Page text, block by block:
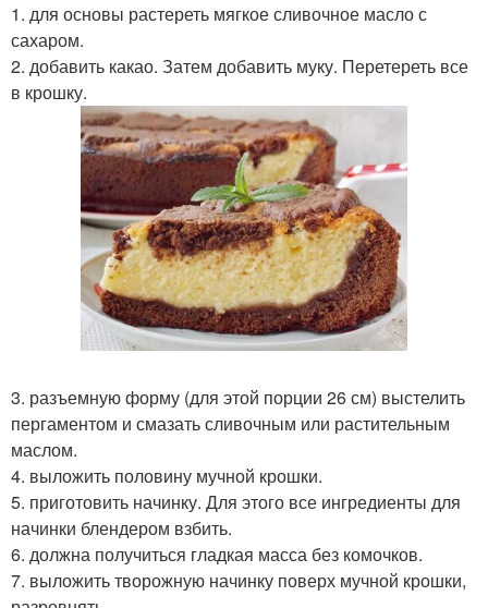
1. для основы растереть мягкое сливочное масло с
сахаром.
2. добавить какао. Затем добавить муку. Перетереть все
в крошку.
3. разъемную форму (для этой порции 26 см) выстелить
пергаментом и смазать сливочным или растительным
маслом.
4. выложить половину мучной крошки.
5. приготовить начинку. Для этого все ингредиенты для
начинки блендером взбить.
6. должна получиться гладкая масса без комочков.
7. выложить творожную начинку поверх мучной крошки,